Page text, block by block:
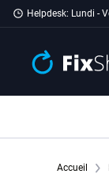
Passer au contenu
Helpdesk: Lundi -
Accueil